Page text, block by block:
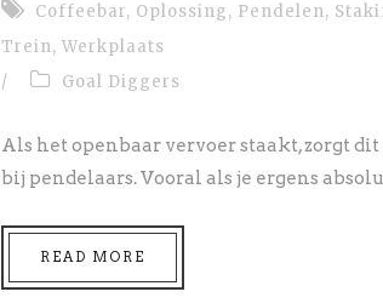
Coffeebar, Oplossing, Pendelen,
Trein, Werkplaats
/
Goal Diggers
Als het openbaar vervoer staakt, zorgt
bij pendelaars. Vooral als je ergens
READ MORE